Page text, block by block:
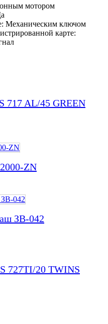
мотором
Механическим ключом
карте:
717 AL/45 GREEN
ZN
ЗВ-042
727TI/20 TWINS